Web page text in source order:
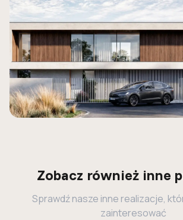
Zobacz również inne
Sprawdź nasze inne realizacje,
zainteresować